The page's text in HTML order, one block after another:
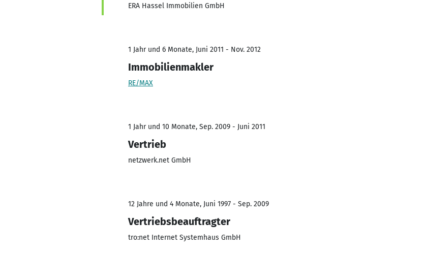
ERA Hassel Immobilien GmbH
1 Jahr und 6 Monate, Juni 2011 - Nov. 2012
Immobilienmakler
RE/MAX
1 Jahr und 10 Monate, Sep. 2009 - Juni 2011
Vertrieb
netzwerk.net GmbH
12 Jahre und 4 Monate, Juni 1997 - Sep. 2009
Vertriebsbeauftragter
tro:net Internet Systemhaus GmbH